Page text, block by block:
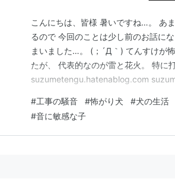
こんにちは、皆様 暑いですね…。 あ
るので 今回のことは少し前のお話に
まいました…。 (；´Д｀) てんすけが
たが、 代表的なのが雷と花火。 特に
suzumetengu.hatenablog.com
ら響くような ドオーン…という音。
#工事の騒音 #怖がり犬 #犬の生活
#音に敏感な子